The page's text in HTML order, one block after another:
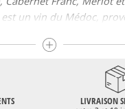
un vin du Médoc,
est né au XIXème siècle,
a assemblé des parcelles
LIVRAISON